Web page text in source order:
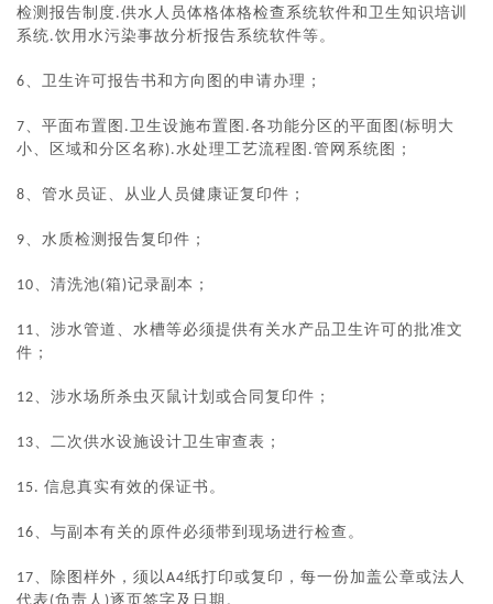
检测报告制度.供水人员体格体格检查系统软件和卫生知识培训
系统.饮用水污染事故分析报告系统软件等。
6、 卫生许可报告书和方向图的申请办理；
7、 平面布置图 .卫生设施布置图 .各功能分区的平面图 (标明大
小、区域和分区名称).水处理工艺流程图 .管网系统图；
8、 管水员证、从业人员健康证复印件；
9、 水质检测报告复印件；
10、 清洗池(箱 )记录副本；
11、 涉水管道、水槽等必须提供有关水产品卫生许可的批准文
件；
12、 涉水场所杀虫灭鼠计划或合同复印件；
13、 二次供水设施设计卫生审查表；
15. 信息真实有效的保证书。
16、 与副本有关的原件必须带到现场进行检查。
17、除图样外，须以A4纸打印或复印，每一份加盖公章或法人
代表 负责人 逐页签字及日期。